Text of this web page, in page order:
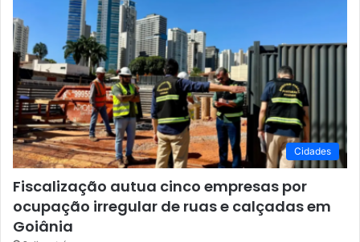
Cidades
Fiscalização autua cinco empresas por
ocupação irregular de ruas e calçadas em
Goiânia